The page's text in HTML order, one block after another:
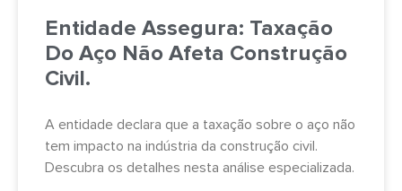
Entidade Assegura: Taxação
Do Aço Não Afeta Construção
Civil.
A entidade declara que a taxação sobre o aço não
tem impacto na indústria da construção civil.
Descubra os detalhes nesta análise especializada.